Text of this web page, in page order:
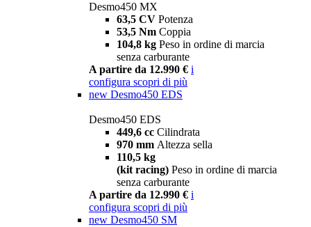
Desmo450 MX
63,5 CV Potenza
53,5 Nm Coppia
104,8 kg Peso in ordine di marcia
senza carburante
A partire da 12.990 € i
configura scopri di più
new Desmo450 EDS
Desmo450 EDS
449,6 cc Cilindrata
970 mm Altezza sella
110,5 kg
(kit racing) Peso in ordine di marcia
senza carburante
A partire da 12.990 € i
configura scopri di più
new Desmo450 SM